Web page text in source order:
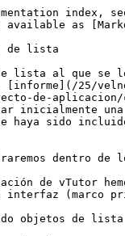
index,
available as
de lista
lista al que se
25/
de-
haya sido
dentro de
de vTutor
interfaz (marco
objetos de